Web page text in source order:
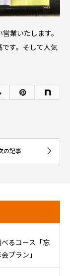
業いたします。
す。そして人気
るコース「忘
プラン」